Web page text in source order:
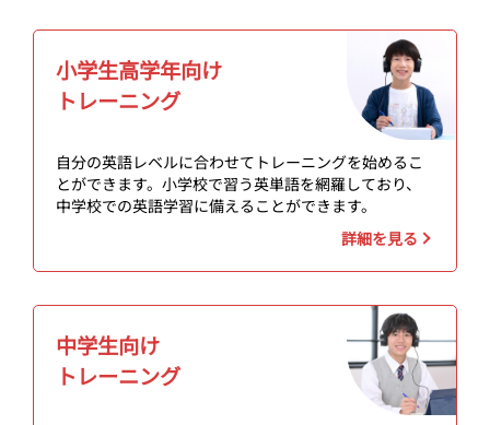
小学生高学年向け
トレーニング
自分の英語レベルに合わせてトレーニングを始めるこ
とができます。小学校で習う英単語を網羅しており、
中学校での英語学習に備えることができます。
詳細を見る
中学生向け
トレーニング